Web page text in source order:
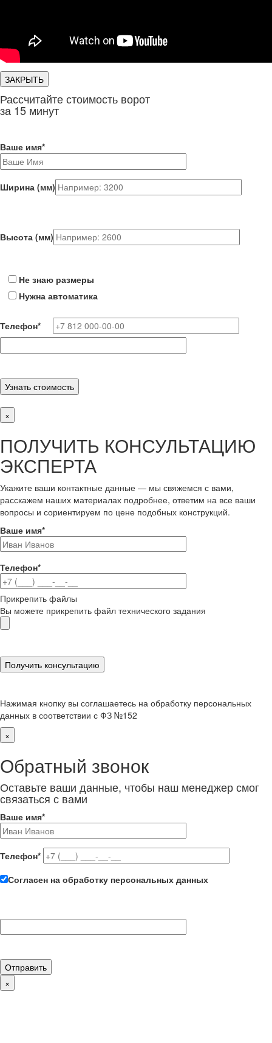
ЗАКРЫТЬ
Рассчитайте стоимость ворот
за 15 минут
Ваше имя*
Ширина (мм)
Высота (мм)
Не знаю размеры
Нужна автоматика
Телефон*
×
ПОЛУЧИТЬ КОНСУЛЬТАЦИЮ
ЭКСПЕРТА
Укажите ваши контактные данные — мы свяжемся с вами,
расскажем наших материалах подробнее, ответим на все ваши
вопросы и сориентируем по цене подобных конструкций.
Ваше имя*
Телефон*
Прикрепить файлы
Вы можете прикрепить файл технического задания
Нажимая кнопку вы соглашаетесь на обработку персональных
данных в соответствии с ФЗ №152
×
Обратный звонок
Оставьте ваши данные, чтобы наш менеджер смог
связаться с вами
Ваше имя*
Телефон*
Согласен на обработку персональных данных
×